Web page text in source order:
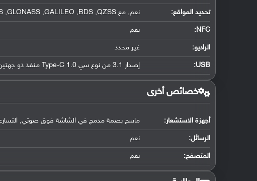
تحديد المواقع: نعم, مع A-GPS ,GLONASS ,GALILEO ,BDS ,QZSS
NFC
: نعم
الراديو: غير محدد
USB
: إصدار 3.1 من نوع سي Type-C 1.0 منفذ ذو جهتين, مع دعم OTG
خصائص أخرى
أجهزة الاستشعار: ماسح بصمة مدمج في الشاشة فوق صوتي, التسارع,
الرسائل: نعم
المتصفح: نعم